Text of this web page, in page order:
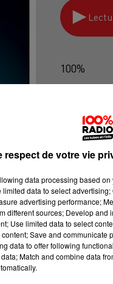
100%
respect de votre vie
data processing based
data to select
advertising performance;
different sources; Develop
Use limited data to select
Save and
data to offer following
Match and combine data